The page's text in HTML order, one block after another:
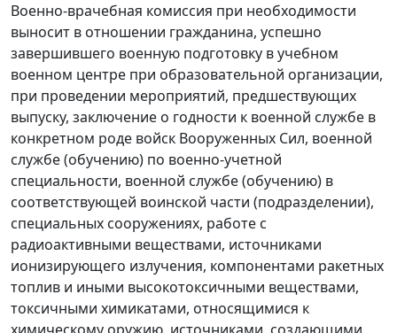
Военно-врачебная комиссия при необходимости
выносит в отношении гражданина, успешно
завершившего военную подготовку в учебном
военном центре при образовательной организации,
при проведении мероприятий, предшествующих
выпуску, заключение о годности к военной службе в
конкретном роде войск Вооруженных Сил, военной
службе (обучению) по военно-учетной
специальности, военной службе (обучению) в
соответствующей воинской части (подразделении),
специальных сооружениях, работе с
радиоактивными веществами, источниками
ионизирующего излучения, компонентами ракетных
топлив и иными высокотоксичными веществами,
токсичными химикатами, относящимися к